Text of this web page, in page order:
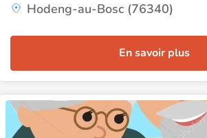
Hodeng-au-Bosc (76340)
En savoir plus